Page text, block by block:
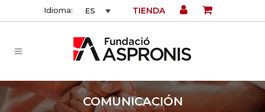
Idioma: ES TIENDA
COMUNICACIÓN